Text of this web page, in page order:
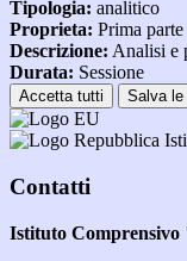
Tipologia: analitico
Proprieta: Prima parte
Descrizione: Analisi e
Durata: Sessione
Accetta tutti Salva le
Contatti
Istituto